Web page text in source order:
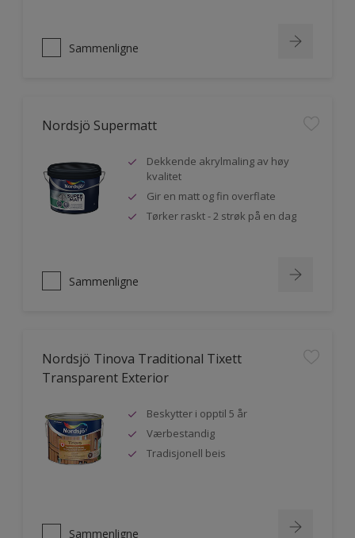
Sammenligne
Nordsjö Supermatt
Dekkende akrylmaling av høy
kvalitet
Gir en matt og fin overflate
Tørker raskt - 2 strøk på en dag
Sammenligne
Nordsjö Tinova Traditional Tixett
Transparent Exterior
Beskytter i opptil 5 år
Værbestandig
Tradisjonell beis
Sammenligne